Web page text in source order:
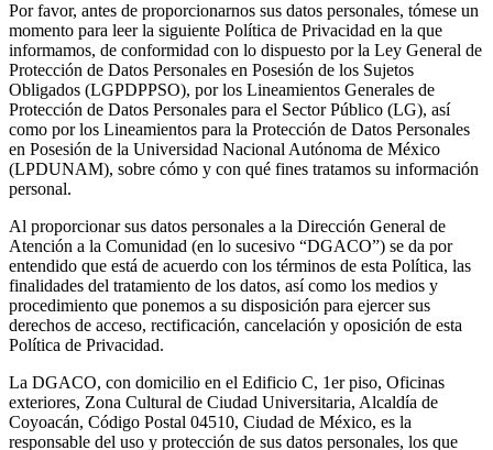
Por favor, antes de proporcionarnos sus datos personales, tómese un
momento para leer la siguiente Política de Privacidad en la que
informamos, de conformidad con lo dispuesto por la Ley General de
Protección de Datos Personales en Posesión de los Sujetos
Obligados (LGPDPPSO), por los Lineamientos Generales de
Protección de Datos Personales para el Sector Público (LG), así
como por los Lineamientos para la Protección de Datos Personales
en Posesión de la Universidad Nacional Autónoma de México
(LPDUNAM), sobre cómo y con qué fines tratamos su información
personal.
Al proporcionar sus datos personales a la Dirección General de
Atención a la Comunidad (en lo sucesivo “DGACO”) se da por
entendido que está de acuerdo con los términos de esta Política, las
finalidades del tratamiento de los datos, así como los medios y
procedimiento que ponemos a su disposición para ejercer sus
derechos de acceso, rectificación, cancelación y oposición de esta
Política de Privacidad.
La DGACO, con domicilio en el Edificio C, 1er piso, Oficinas
exteriores, Zona Cultural de Ciudad Universitaria, Alcaldía de
Coyoacán, Código Postal 04510, Ciudad de México, es la
responsable del uso y protección de sus datos personales, los que